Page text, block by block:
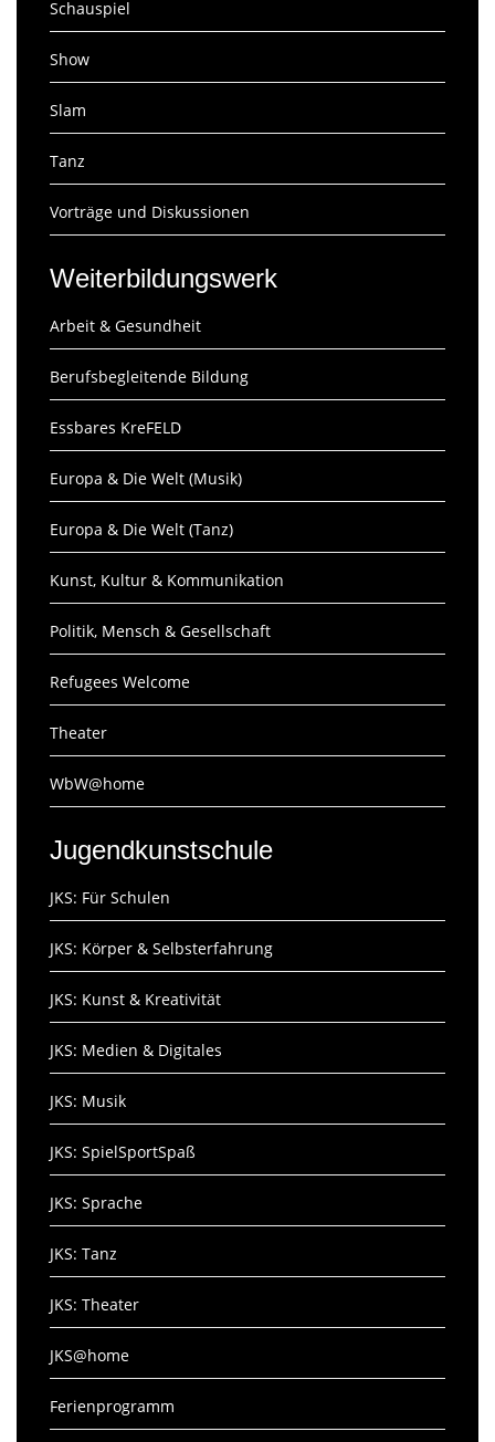
Schauspiel
Show
Slam
Tanz
Vorträge und Diskussionen
Weiterbildungswerk
Arbeit & Gesundheit
Berufsbegleitende Bildung
Essbares KreFELD
Europa & Die Welt (Musik)
Europa & Die Welt (Tanz)
Kunst, Kultur & Kommunikation
Politik, Mensch & Gesellschaft
Refugees Welcome
Theater
WbW@home
Jugendkunstschule
JKS: Für Schulen
JKS: Körper & Selbsterfahrung
JKS: Kunst & Kreativität
JKS: Medien & Digitales
JKS: Musik
JKS: SpielSportSpaß
JKS: Sprache
JKS: Tanz
JKS: Theater
JKS@home
Ferienprogramm